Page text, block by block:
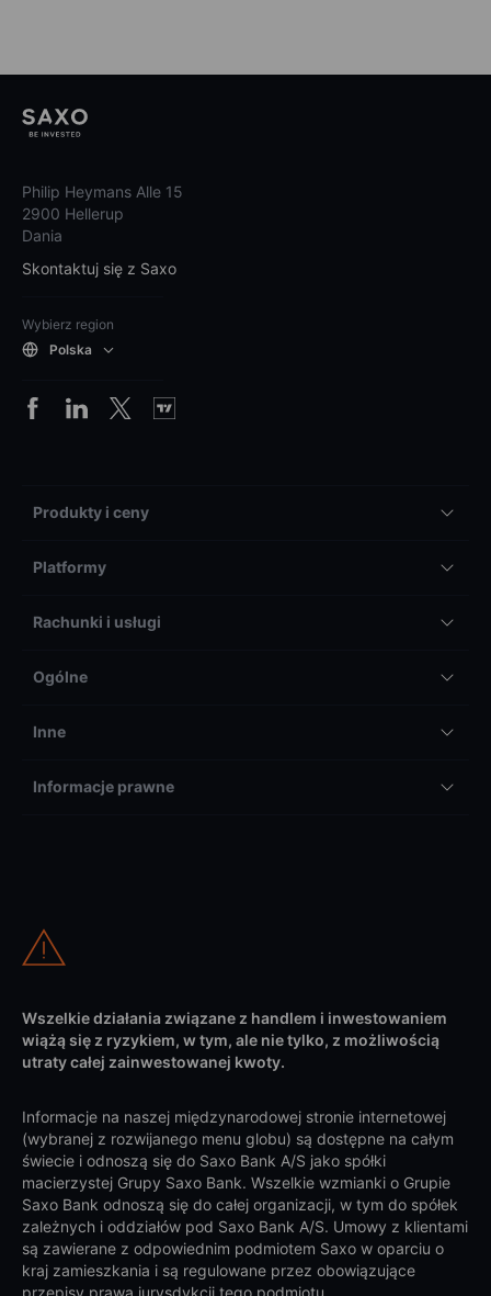
Philip Heymans Alle 15
2900 Hellerup
Dania
Skontaktuj się z Saxo
Wybierz region
Polska
Produkty i ceny
Platformy
Rachunki i usługi
Ogólne
Inne
Informacje prawne
Wszelkie działania związane z handlem i inwestowaniem
wiążą się z ryzykiem, w tym, ale nie tylko, z możliwością
utraty całej zainwestowanej kwoty.
Informacje na naszej międzynarodowej stronie internetowej
(wybranej z rozwijanego menu globu) są dostępne na całym
świecie i odnoszą się do Saxo Bank A/S jako spółki
macierzystej Grupy Saxo Bank. Wszelkie wzmianki o Grupie
Saxo Bank odnoszą się do całej organizacji, w tym do spółek
zależnych i oddziałów pod Saxo Bank A/S. Umowy z klientami
są zawierane z odpowiednim podmiotem Saxo w oparciu o
kraj zamieszkania i są regulowane przez obowiązujące